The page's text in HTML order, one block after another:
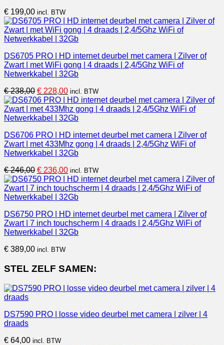
€ 199,00 incl. BTW
DS6705 PRO | HD internet deurbel met camera | Zilver of
Zwart | met WiFi gong | 4 draads | 2,4/5Ghz WiFi of
Netwerkkabel | 32Gb
€238,00 Oorspronkelijke
prijs
was:
€ 238,00.
€ 228,00Huidige
prijs
is:
€ 228,00.
incl. BTW
DS6706 PRO | HD internet deurbel met camera | Zilver of
Zwart | met 433Mhz gong | 4 draads | 2,4/5Ghz WiFi of
Netwerkkabel | 32Gb
€246,00 Oorspronkelijke
prijs
was:
€ 246,00.
€ 236,00Huidige
prijs
is:
€ 236,00.
incl. BTW
DS6750 PRO | HD internet deurbel met camera | Zilver of
Zwart | 7 inch touchscherm | 4 draads | 2,4/5Ghz WiFi of
Netwerkkabel | 32Gb
€ 389,00 incl. BTW
STEL ZELF SAMEN:
DS7590 PRO | losse video deurbel met camera | zilver | 4
draads
€ 64,00 incl. BTW